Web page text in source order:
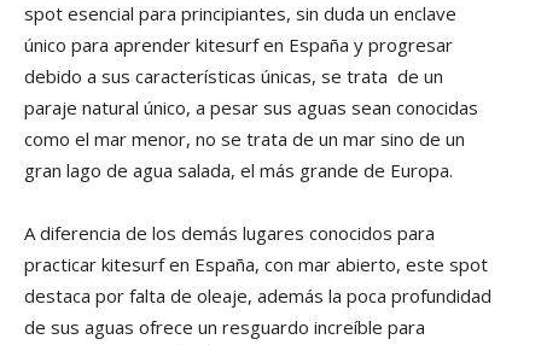
spot esencial para principiantes, sin duda un enclave
único para aprender kitesurf en España y progresar
debido a sus características únicas, se trata de un
paraje natural único, a pesar sus aguas sean conocidas
como el mar menor, no se trata de un mar sino de un
gran lago de agua salada, el más grande de Europa.
A diferencia de los demás lugares conocidos para
practicar kitesurf en España, con mar abierto, este spot
destaca por falta de oleaje, además la poca profundidad
de sus aguas ofrece un resguardo increíble para